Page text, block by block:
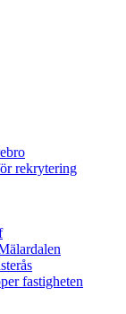
rekrytering
fastigheten